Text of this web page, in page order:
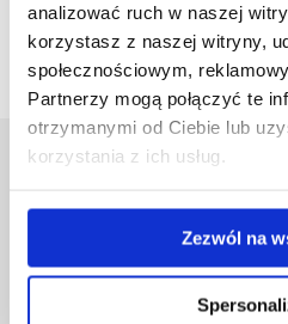
analizować ruch w naszej
korzystasz z naszej witryny,
społecznościowym,
Partnerzy mogą połączyć te
otrzymanymi od Ciebie lub
korzystania z ich usług.
Zezwól na
BOOK OF
Uniwersytet
35-959 Rzeszów
Pomiń
Polityka prywatności